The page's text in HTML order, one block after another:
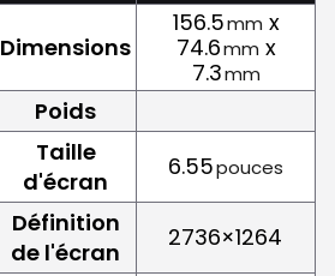
Dimensions
156.5mm x
74.6mm x
7.3mm
Poids
Taille
d'écran
6.55pouces
Définition
de l'écran
2736×1264